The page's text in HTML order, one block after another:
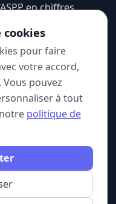
en chiffres
légales
de
réservés.
cookies
pour faire
votre accord,
pouvez
à tout
politique de